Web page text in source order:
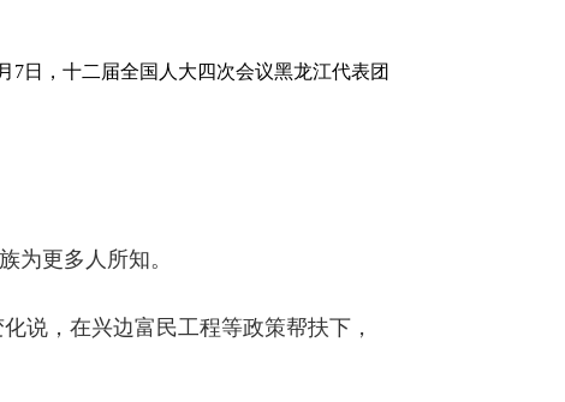
日，十二届全国人大四次会议黑龙江代表团
为更多人所知。
说，在兴边富民工程等政策帮扶下，